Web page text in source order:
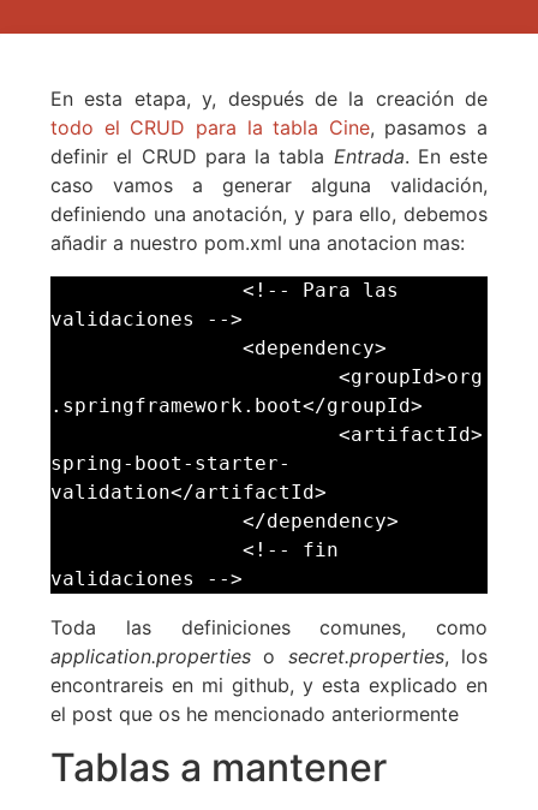
En esta etapa, y, después de la creación de
todo el CRUD para la tabla Cine, pasamos a
definir el CRUD para la tabla Entrada. En este
caso vamos a generar alguna validación,
definiendo una anotación, y para ello, debemos
añadir a nuestro pom.xml una anotacion mas:
validaciones -->
.springframework.boot</groupId>
spring-boot-starter-
validation</artifactId>
validaciones -->
Toda las definiciones comunes, como
application.properties o secret.properties, los
encontrareis en mi github, y esta explicado en
el post que os he mencionado anteriormente
Tablas a mantener